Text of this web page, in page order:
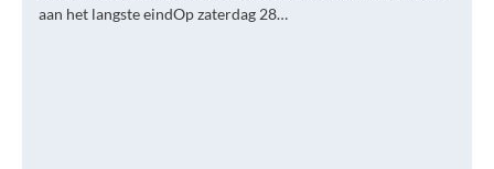
aan het langste eindOp zaterdag 28…